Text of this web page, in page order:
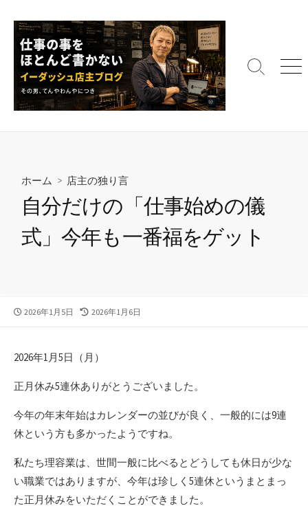
キ
検
メ
ホーム > 店主の独り言
自分だけの「仕事始めの儀
式」今年も一番福をゲット
公
2026年1月5日
最
新
日
2026年1月6日
2026年1月5日（月）
正月休み5連休ありがとうございました。
今年の年末年始はカレンダーの並びが良く、一般的には9連
休という方も多かったようですね。
私たち理容業は、世間一般に比べるとどうしても休日が少な
い職業ではありますが、今年は珍しく5連休というまとまっ
た正月休みをいただくことができました。